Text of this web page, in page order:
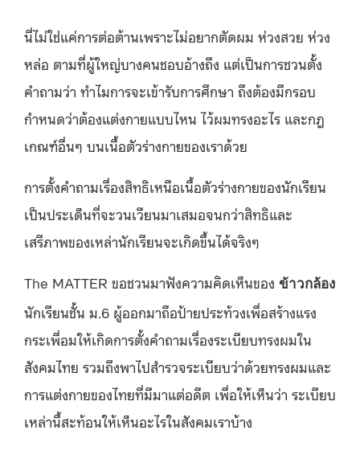
นี่ไม่ใช่แค่การต่อต้านเพราะไม่อยากตัดผม ห่วงสวย ห่วง
หล่อ ตามที่ผู้ใหญ่บางคนชอบอ้างถึง แต่เป็นการชวนตั้ง
คำถามว่า ทำไมการจะเข้ารับการศึกษา ถึงต้องมีกรอบ
กำหนดว่าต้องแต่งกายแบบไหน ไว้ผมทรงอะไร และกฎ
เกณฑ์อื่นๆ บนเนื้อตัวร่างกายของเราด้วย
การตั้งคำถามเรื่องสิทธิเหนือเนื้อตัวร่างกายของนักเรียน
เป็นประเด็นที่จะวนเวียนมาเสมอจนกว่าสิทธิและ
เสรีภาพของเหล่านักเรียนจะเกิดขึ้นได้จริงๆ
The MATTER ขอชวนมาฟังความคิดเห็นของ ข้าวกล้อง
นักเรียนชั้น ม.6 ผู้ออกมาถือป้ายประท้วงเพื่อสร้างแรง
กระเพื่อมให้เกิดการตั้งคำถามเรื่องระเบียบทรงผมใน
สังคมไทย รวมถึงพาไปสำรวจระเบียบว่าด้วยทรงผมและ
การแต่งกายของไทยที่มีมาแต่อดีต เพื่อให้เห็นว่า ระเบียบ
เหล่านี้สะท้อนให้เห็นอะไรในสังคมเราบ้าง